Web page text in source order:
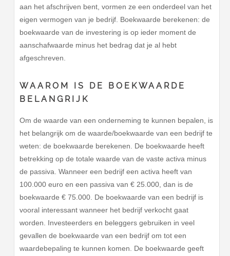
aan het afschrijven bent, vormen ze een onderdeel van het
eigen vermogen van je bedrijf. Boekwaarde berekenen: de
boekwaarde van de investering is op ieder moment de
aanschafwaarde minus het bedrag dat je al hebt
afgeschreven.
WAAROM IS DE BOEKWAARDE
BELANGRIJK
Om de waarde van een onderneming te kunnen bepalen, is
het belangrijk om de waarde/boekwaarde van een bedrijf te
weten: de boekwaarde berekenen. De boekwaarde heeft
betrekking op de totale waarde van de vaste activa minus
de passiva. Wanneer een bedrijf een activa heeft van
100.000 euro en een passiva van € 25.000, dan is de
boekwaarde € 75.000. De boekwaarde van een bedrijf is
vooral interessant wanneer het bedrijf verkocht gaat
worden. Investeerders en beleggers gebruiken in veel
gevallen de boekwaarde van een bedrijf om tot een
waardebepaling te kunnen komen. De boekwaarde geeft